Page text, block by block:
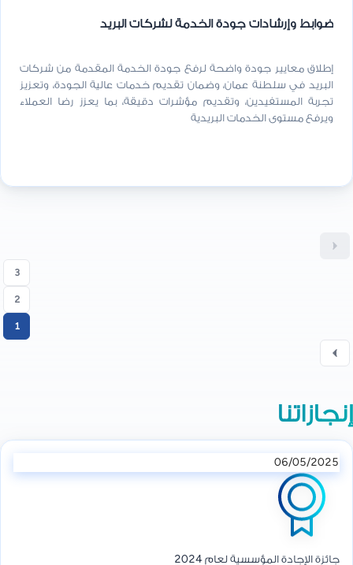
ضوابط وإرشادات جودة الخدمة لشركات البريد
إطلاق معايير جودة واضحة لرفع جودة الخدمة المقدمة من شركات
البريد في سلطنة عمان، وضمان تقديم خدمات عالية الجودة، وتعزيز
تجربة المستفيدين، وتقديم مؤشرات دقيقة، بما يعزز رضا العملاء
ويرفع مستوى الخدمات البريدية
3
2
1
إنجازاتنا
06/05/2025
جائزة الإجادة المؤسسية لعام 2024